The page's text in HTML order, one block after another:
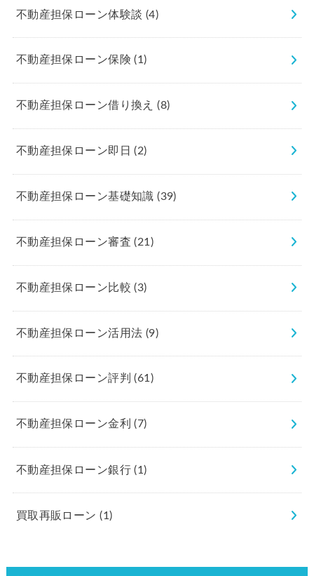
不動産担保ローン体験談 (4)
不動産担保ローン保険(1)
不動産担保ローン借り換え(8)
不動産担保ローン即日(2)
不動産担保ローン基礎知識(39)
不動産担保ローン審査(21)
不動産担保ローン比較(3)
不動産担保ローン活用法 (9)
不動産担保ローン評判(61)
不動産担保ローン金利(7)
不動産担保ローン銀行(1)
買取再販ローン(1)